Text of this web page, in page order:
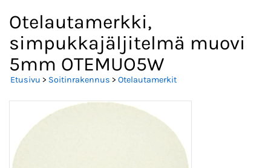
Otelautamerkki,
simpukkajäljitelmä muovi
5mm OTEMUO5W
Etusivu > Soitinrakennus > Otelautamerkit